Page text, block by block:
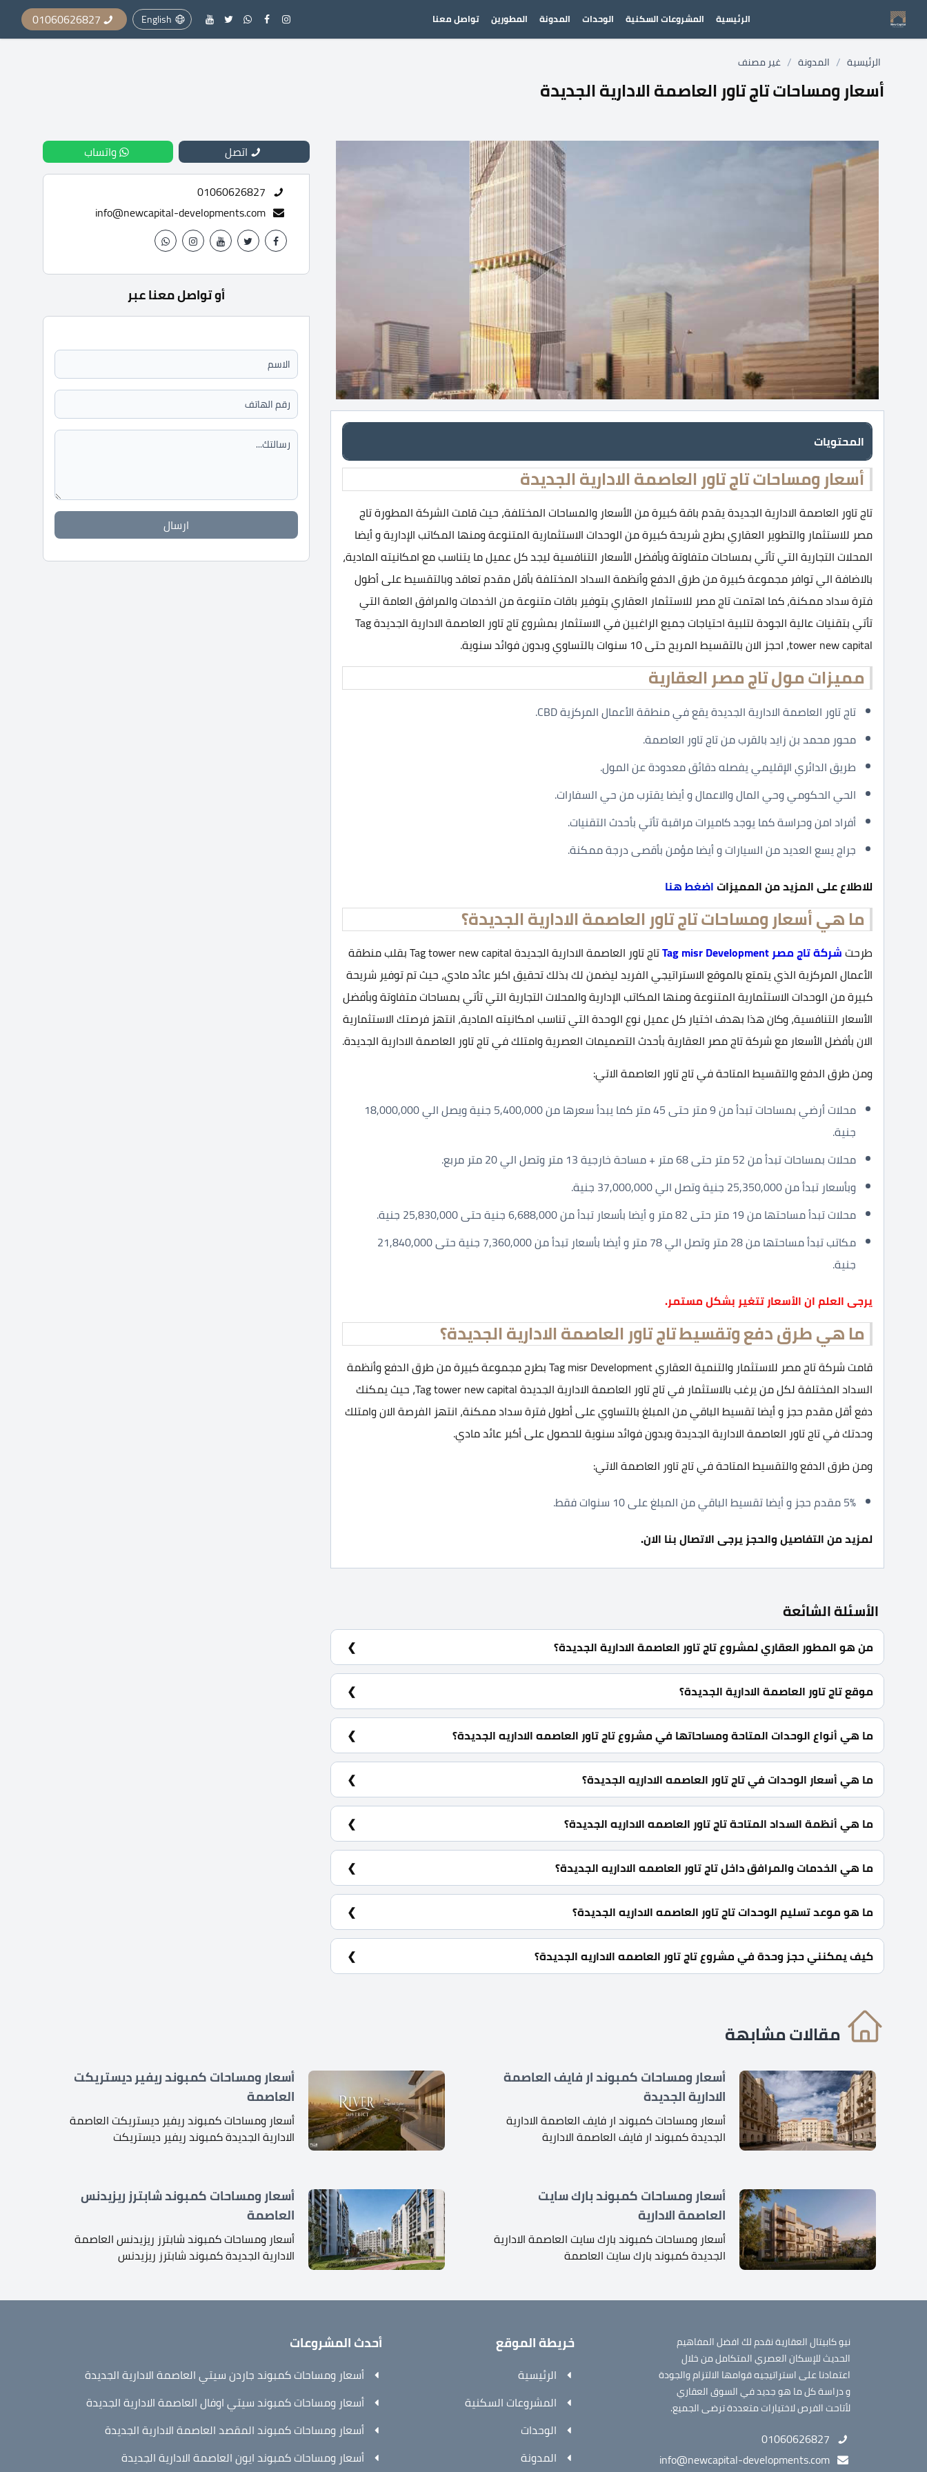
الرئيسية المشروعات السكنية الوحدات المدونة المطورين تواصل معنا English
01060626827
الرئيسية / المدونة / غير مصنف
أسعار ومساحات تاج تاور العاصمة الادارية الجديدة
المحتويات
أسعار ومساحات تاج تاور العاصمة الادارية الجديدة
تاج تاور العاصمة الادارية الجديدة يقدم باقة كبيرة من الأسعار والمساحات المختلفة، حيث قامت الشركة المطورة تاج
مصر للاستثمار والتطوير العقاري بطرح شريحة كبيرة من الوحدات الاستثمارية المتنوعة ومنها المكاتب الإدارية و أيضا
المحلات التجارية التي تأتي بمساحات متفاوتة وبأفضل الأسعار التنافسية ليجد كل عميل ما يتناسب مع امكانيته المادية،
بالاضافة الي توافر مجموعة كبيرة من طرق الدفع وأنظمة السداد المختلفة بأقل مقدم تعاقد وبالتقسيط على أطول
فترة سداد ممكنة، كما اهتمت تاج مصر للاستثمار العقاري بتوفير باقات متنوعة من الخدمات والمرافق العامة التي
تأتي بتقنيات عالية الجودة لتلبية احتياجات جميع الراغبين في الاستثمار بمشروع تاج تاور العاصمة الادارية الجديدة Tag
tower new capital، احجز الان بالتقسيط المريح حتى 10 سنوات بالتساوي وبدون فوائد سنوية.
مميزات مول تاج مصر العقارية
تاج تاور العاصمة الادارية الجديدة يقع في منطقة الأعمال المركزية CBD.
محور محمد بن زايد بالقرب من تاج تاور العاصمة.
طريق الدائري الإقليمي يفصله دقائق معدودة عن المول.
الحي الحكومي وحي المال والاعمال و أيضا يقترب من حي السفارات.
أفراد امن وحراسة كما يوجد كاميرات مراقبة تأتي بأحدث التقنيات.
جراج يسع العديد من السيارات و أيضا مؤمن بأقصى درجة ممكنة.
للاطلاع على المزيد من المميزات اضغط هنا
ما هي أسعار ومساحات تاج تاور العاصمة الادارية الجديدة؟
طرحتشركة تاج مصر Tag misr Development
تاج تاور العاصمة الادارية الجديدة Tag tower new capital بقلب منطقة
الأعمال المركزية الذي يتمتع بالموقع الاستراتيجي الفريد ليضمن لك بذلك تحقيق اكبر عائد مادي، حيث تم توفير شريحة
كبيرة من الوحدات الاستثمارية المتنوعة ومنها المكاتب الإدارية والمحلات التجارية التي تأتي بمساحات متفاوتة وبأفضل
الأسعار التنافسية، وكان هذا بهدف اختيار كل عميل نوع الوحدة التي تناسب امكانيته المادية، انتهز فرصتك الاستثمارية
الان بأفضل الأسعار مع شركة تاج مصر العقارية بأحدث التصميمات العصرية وامتلك في تاج تاور العاصمة الادارية الجديدة.
ومن طرق الدفع والتقسيط المتاحة في تاج تاور العاصمة الاتي:
محلات أرضي بمساحات تبدأ من 9 متر حتى 45 متر كما يبدأ سعرها من 5,400,000 جنية ويصل الي 18,000,000
جنية.
محلات بمساحات تبدأ من 52 متر حتى 68 متر + مساحة خارجية 13 متر وتصل الي 20 متر مربع.
وبأسعار تبدأ من 25,350,000 جنية وتصل الي 37,000,000 جنية.
محلات تبدأ مساحتها من 19 متر حتى 82 متر و أيضا بأسعار تبدأ من 6,688,000 جنية حتى 25,830,000 جنية.
مكاتب تبدأ مساحتها من 28 متر وتصل الي 78 متر و أيضا بأسعار تبدأ من 7,360,000 جنية حتى 21,840,000
جنية.
يرجى العلم ان الأسعار تتغير بشكل مستمر.
ما هي طرق دفع وتقسيط تاج تاور العاصمة الادارية الجديدة؟
قامت شركة تاج مصر للاستثمار والتنمية العقاري Tag misr Development بطرح مجموعة كبيرة من طرق الدفع وأنظمة
السداد المختلفة لكل من يرغب بالاستثمار في تاج تاور العاصمة الادارية الجديدة Tag tower new capital، حيث يمكنك
دفع أقل مقدم حجز و أيضا تقسيط الباقي من المبلغ بالتساوي على أطول فترة سداد ممكنة، انتهز الفرصة الان وامتلك
وحدتك في تاج تاور العاصمة الادارية الجديدة وبدون فوائد سنوية للحصول على أكبر عائد مادي.
ومن طرق الدفع والتقسيط المتاحة في تاج تاور العاصمة الاتي:
5% مقدم حجز و أيضا تقسيط الباقي من المبلغ على 10 سنوات فقط.
لمزيد من التفاصيل والحجز يرجى الاتصال بنا الان.
الأسئلة الشائعة
من هو المطور العقاري لمشروع تاج تاور العاصمة الادارية الجديدة؟
شركة تاج مصر للاستثمار والتنمية العقارية Tag misr Development.
موقع تاج تاور العاصمة الادارية الجديدة؟
تاج تاور العاصمة الادارية الجديدة يقع في منطقة الأعمال المركزية CBD.
ما هي أنواع الوحدات المتاحة ومساحاتها في مشروع تاج تاور العاصمه الاداريه الجديدة؟
محلات تجارية ومكاتب ادارية بمساحات تبدأ من 9 متر مربع.
ما هي أسعار الوحدات في تاج تاور العاصمه الاداريه الجديدة؟
تبدأ الأسعار من 5,400,000 جنية.
ما هي أنظمة السداد المتاحة تاج تاور العاصمه الاداريه الجديدة؟
5% مقدم حجز كما يتم تقسيط الباقي من المبلغ بالتساوي حتى 10 سنوات وبدون فوائد سنوية.
ما هي الخدمات والمرافق داخل تاج تاور العاصمه الاداريه الجديدة؟
أفراد أمن، قاعات للاجتماعات، مولدات كهربائية، مطاعم وكافيهات.
ما هو موعد تسليم الوحدات تاج تاور العاصمه الاداريه الجديدة؟
سيتم استلام المشروع خلال سنتين ونصف.
كيف يمكنني حجز وحدة في مشروع تاج تاور العاصمه الاداريه الجديدة؟
للحجز والاستعلام اتصل بنا على : 01060626827
اتصل
واتساب
01060626827
info@newcapital-developments.com
أو تواصل معنا عبر
ارسال
مقالات مشابهة
أسعار ومساحات كمبوند ار فايف العاصمة
الادارية الجديدة
أسعار ومساحات كمبوند ار فايف العاصمة الادارية
الجديدة كمبوند ار فايف العاصمة الادارية
أسعار ومساحات كمبوند ريفير ديستريكت
العاصمة
أسعار ومساحات كمبوند ريفير ديستريكت العاصمة
الادارية الجديدة كمبوند ريفير ديستريكت
أسعار ومساحات كمبوند بارك سايت
العاصمة الادارية
أسعار ومساحات كمبوند بارك سايت العاصمة الادارية
الجديدة كمبوند بارك سايت العاصمة
أسعار ومساحات كمبوند شابترز ريزيدنس
العاصمة
أسعار ومساحات كمبوند شابترز ريزيدنس العاصمة
الادارية الجديدة كمبوند شابترز ريزيدنس
نيو كابيتال العقارية نقدم لك افضل المفاهيم
الحديث للإسكان العصري المتكامل من خلال
اعتمادنا على استراتيجيه قوامها الالتزام والجودة
و دراسة كل ما هو جديد في السوق العقاري
لأتاحت الفرص لاختيارات متعددة ترضى الجميع.
01060626827
info@newcapital-developments.com
خريطة الموقع
الرئيسية
المشروعات السكنية
الوحدات
المدونة
أحدث المشروعات
أسعار ومساحات كمبوند جاردن سيتي العاصمة الادارية الجديدة
أسعار ومساحات كمبوند سيتي اوفال العاصمة الادارية الجديدة
أسعار ومساحات كمبوند المقصد العاصمة الادارية الجديدة
أسعار ومساحات كمبوند ايون العاصمة الادارية الجديدة